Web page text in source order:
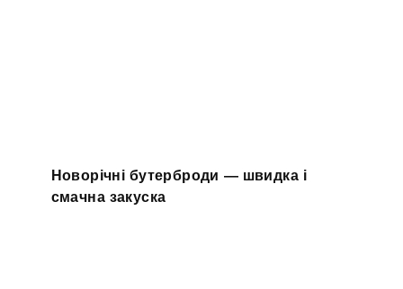
Новорічні бутерброди — швидка і
смачна закуска